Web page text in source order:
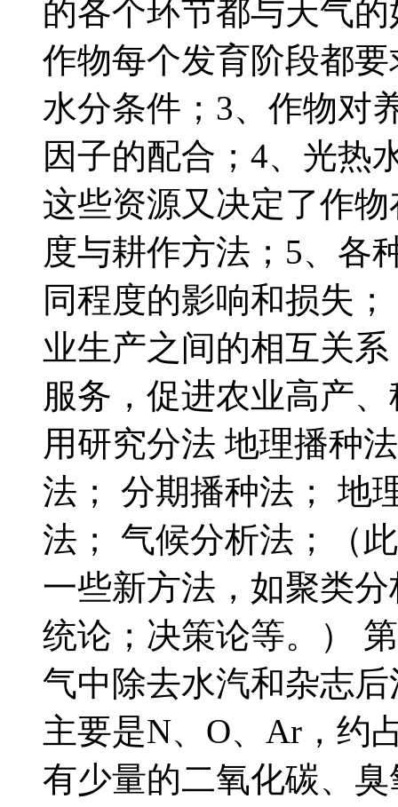
的各个环节都与天气
作物每个发育阶段都
水分条件；3、作物对
因子的配合；4、光热
这些资源又决定了作
度与耕作方法；5、各
同程度的影响和损失
业生产之间的相互关
服务，促进农业高产
用研究分法 地理播种
法； 分期播种法； 地
法； 气候分析法；（
一些新方法，如聚类
统论；决策论等。）
气中除去水汽和杂志
主要是N、O、Ar，约
有少量的二氧化碳、